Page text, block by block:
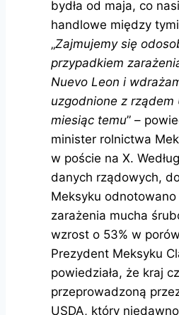
bydła od maja, co
handlowe między
„Zajmujemy się
przypadkiem
Nuevo Leon i
uzgodnione z rządem
miesiąc temu” –
minister rolnictwa
w poście na X.
danych rządowych,
Meksyku
zarażenia mucha
wzrost o 53% w
Prezydent Meksyku
powiedziała, że ​​kraj
przeprowadzoną
USDA, który